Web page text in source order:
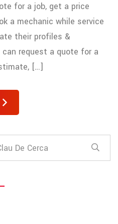
for a job, get a price
a mechanic while service
their profiles &
can request a quote for a
[…]